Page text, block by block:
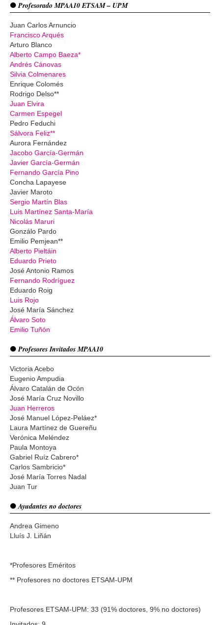
Profesorado MPAA10 ETSAM – UPM
Juan Carlos Arnuncio
Francisco Arqués
Arturo Blanco
Alberto Campo Baeza*
Andrés Cánovas
Silvia Colmenares
Enrique Colomés
Rodrigo Delso**
Juan Elvira
Carmen Espegel
Pedro Feduchi
Sálvora Feliz**
Aurora Fernández
Jacobo García-Germán
Javier García-Germán
Fernando García Pino
Concha Lapayese
Javier Maroto
Sergio Martín Blas
Luis Martínez Santa-María
Nicolás Maruri
Gonzálo Pardo
Emilio Pemjean**
Alberto Pieltáin
Eduardo Prieto
José Antonio Ramos
Fernando Rodríguez
Eduardo Roig
Luis Rojo
José María Sánchez
Álvaro Soto
Emilio Tuñón
Profesores Invitados MPAA10
Victoria Acebo
Eugenio Ampudia
Álvaro Catalán de Ocón
José María Cruz Novillo
Juan Herreros
José Manuel López-Peláez*
Laura Martínez de Guereñu
Verónica Meléndez
Paula Montoya
Gabriel Ruíz Cabrero*
Carlos Sambricio*
José María Torres Nadal
Juan Tur
Ayudantes no doctores
Andrea Gimeno
Lluís J. Liñán
*Profesores Eméritos
** Profesores no doctores ETSAM-UPM
Profesores ETSAM-UPM: 33 (91% doctores, 9% no doctores)